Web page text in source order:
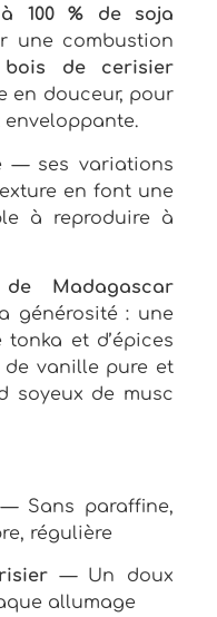
100 % de soja
une combustion
de cerisier
en douceur, pour
— ses variations
en font une
à reproduire à
Madagascar
générosité : une
et d’épices
vanille pure et
soyeux de musc
— Sans paraffine,
régulière
— Un doux
allumage